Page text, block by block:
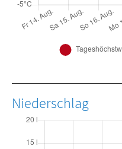
Niederschlag